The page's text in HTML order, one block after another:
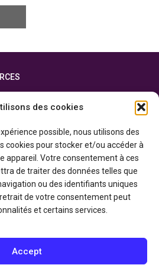
des cookies
possible, nous utilisons des
cookies pour stocker et/ou accéder à
appareil. Votre consentement à ces
de traiter des données telles que
ou des identifiants uniques
de votre consentement peut
et certains services.
Accept
au soutien financier du gouvernement de
Canada par l’entremise du ministère du